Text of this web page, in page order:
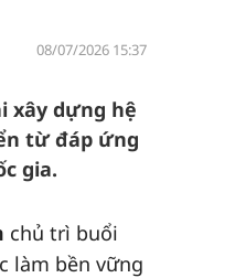
08/07/2026 15:37
xây dựng hệ
từ đáp ứng
gia.
chủ trì buổi
làm bền vững